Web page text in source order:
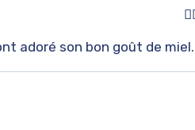
5
adoré son bon goût de miel.